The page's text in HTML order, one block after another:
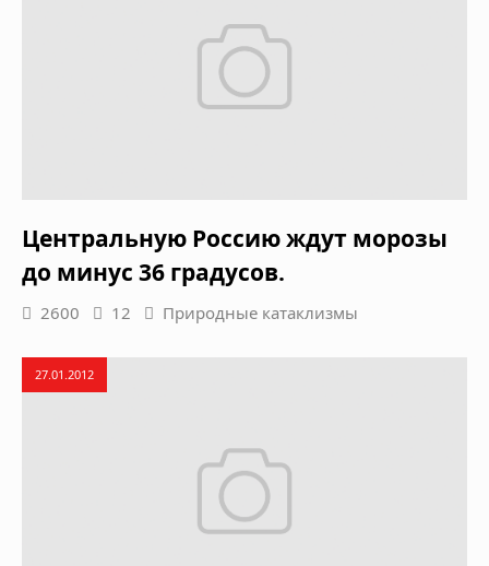
Центральную Россию ждут морозы
до минус 36 градусов.
2600 12 Природные катаклизмы
27.01.2012